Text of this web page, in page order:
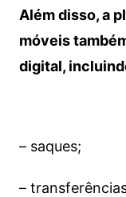
Além disso, a
móveis
digital,
– saques;
–